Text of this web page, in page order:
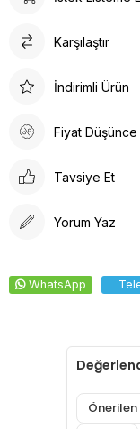
bulacaksınız.
Tesettür hemşire
Karşılaştır
İndirimli Ürün
Fiyat
Tavsiye Et
Yorum Yaz
WhatsApp